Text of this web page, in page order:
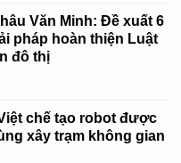
Văn Minh: Đề xuất 6
pháp hoàn thiện Luật
đô thị
chế tạo robot được
xây trạm không gian